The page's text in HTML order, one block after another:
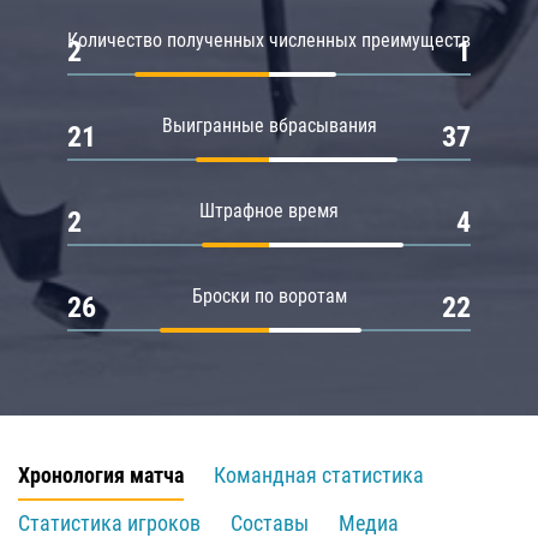
Количество полученных численных преимуществ
2 1
Выигранные вбрасывания
21 37
Штрафное время
2 4
Броски по воротам
26 22
Хронология матча
Командная статистика
Статистика игроков
Составы Медиа